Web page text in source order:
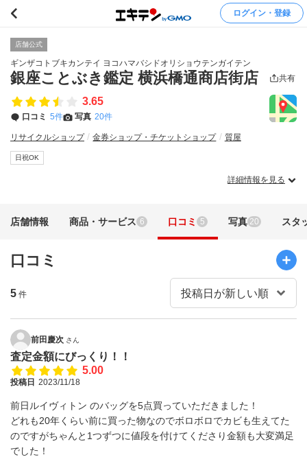
ログイン・登録
店舗公式
ギンザコトブキカンテイ ヨコハマバシドオリショウテンガイテン
銀座ことぶき鑑定 横浜橋通商店街店 共有
3.65
口コミ 5件 写真 20件
リサイクルショップ 金券ショップ・チケットショップ 質屋
日祝OK
詳細情報を見る
店舗情報 商品・サービス 6 口コミ 5 写真 20 スタ
口コミ
5 件
前田慶次 さん
査定金額にびっくり！！
5.00
投稿日 2023/11/18
前日ルイヴィトン のバッグを5点買っていただきました！
どれも20年くらい前に買った物なのでボロボロでカビも生えてた
のですがちゃんと1つずつに値段を付けてくださり金額も大変満足
でした！